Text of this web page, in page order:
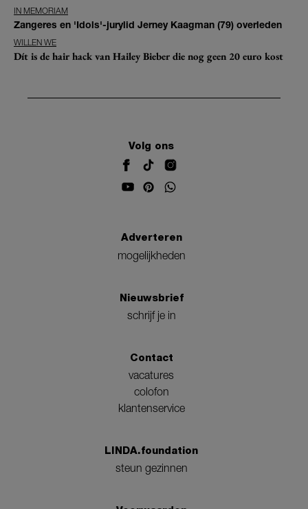
IN MEMORIAM
Zangeres en 'Idols'-jurylid Jerney Kaagman (79) overleden
WILLEN WE
Dít is de hair hack van Hailey Bieber die nog geen 20 euro kost
Volg ons
Adverteren
mogelijkheden
Nieuwsbrief
schrijf je in
Contact
vacatures
colofon
klantenservice
LINDA.foundation
steun gezinnen